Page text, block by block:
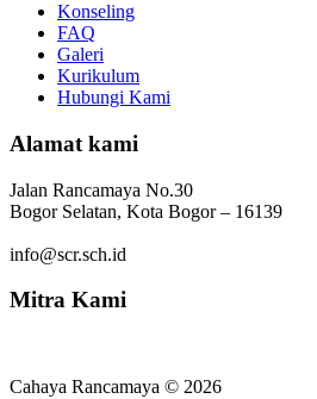
Konseling
FAQ
Galeri
Kurikulum
Hubungi Kami
Alamat kami
Jalan Rancamaya No.30
Bogor Selatan, Kota Bogor – 16139
info@scr.sch.id
Mitra Kami
Cahaya Rancamaya © 2026